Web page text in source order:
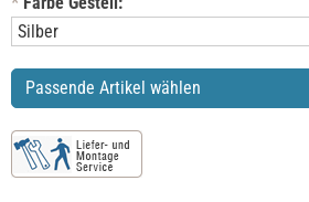
Passende Artikel wählen